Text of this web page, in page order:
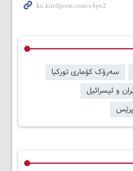
سەرۆک کۆماری تورکیا
و ئیسرائیل